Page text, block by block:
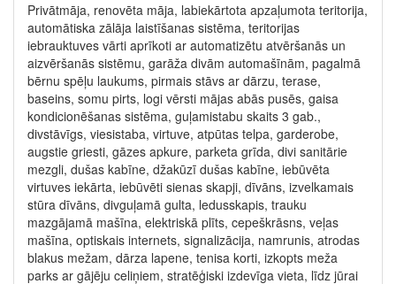
Privātmāja, renovēta māja, labiekārtota apzaļumota teritorija,
automātiska zālāja laistīšanas sistēma, teritorijas
iebrauktuves vārti aprīkoti ar automatizētu atvēršanās un
aizvēršanās sistēmu, garāža divām automašīnām, pagalmā
bērnu spēļu laukums, pirmais stāvs ar dārzu, terase,
baseins, somu pirts, logi vērsti mājas abās pusēs, gaisa
kondicionēšanas sistēma, guļamistabu skaits 3 gab.,
divstāvīgs, viesistaba, virtuve, atpūtas telpa, garderobe,
augstie griesti, gāzes apkure, parketa grīda, divi sanitārie
mezgli, dušas kabīne, džakūzī dušas kabīne, iebūvēta
virtuves iekārta, iebūvēti sienas skapji, dīvāns, izvelkamais
stūra dīvāns, divguļamā gulta, ledusskapis, trauku
mazgājamā mašīna, elektriskā plīts, cepeškrāsns, veļas
mašīna, optiskais internets, signalizācija, namrunis, atrodas
blakus mežam, dārza lapene, tenisa korti, izkopts meža
parks ar gājēju celiņiem, stratēģiski izdevīga vieta, līdz jūrai